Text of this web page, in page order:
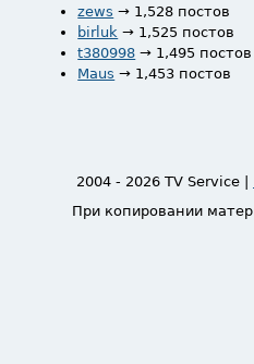
zews → 1,528 постов
birluk → 1,525 постов
t380998 → 1,495 постов
Maus → 1,453 постов
2004 - 2026 TV Service |
При копировании